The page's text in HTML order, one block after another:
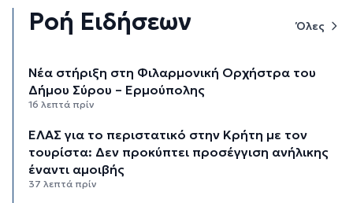
Ροή Ειδήσεων Όλες
Νέα στήριξη στη Φιλαρμονική Ορχήστρα του
Δήμου Σύρου – Ερμούπολης
16 λεπτά πρίν
ΕΛΑΣ για το περιστατικό στην Κρήτη με τον
τουρίστα: Δεν προκύπτει προσέγγιση ανήλικης
έναντι αμοιβής
37 λεπτά πρίν